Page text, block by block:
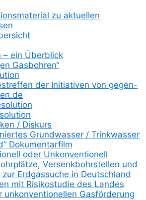
zu aktuellen
– ein Überblick
Gasbohren“
der Initiativen von gegen-
/ Diskurs
Grundwasser / Trinkwasser
Dokumentarfilm
oder Unkonventionell
Versenkbohrstellen und
Erdgassuche in Deutschland
mit Risikostudie des Landes
unkonventionellen Gasförderung